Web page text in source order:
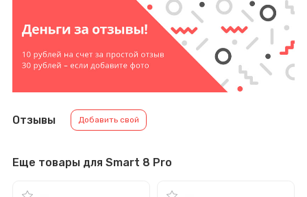
Отзывы Добавить свой
Еще товары для Smart 8 Pro